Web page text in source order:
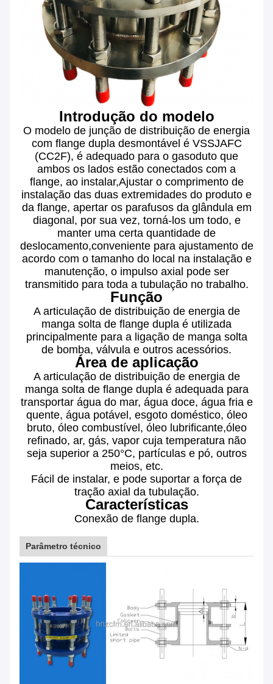
Introdução do modelo
O modelo de junção de distribuição de energia
com flange dupla desmontável é VSSJAFC
(CC2F), é adequado para o gasoduto que
ambos os lados estão conectados com a
flange, ao instalar,Ajustar o comprimento de
instalação das duas extremidades do produto e
da flange, apertar os parafusos da glândula em
diagonal, por sua vez, torná-los um todo, e
manter uma certa quantidade de
deslocamento,conveniente para ajustamento de
acordo com o tamanho do local na instalação e
manutenção, o impulso axial pode ser
transmitido para toda a tubulação no trabalho.
Função
A articulação de distribuição de energia de
manga solta de flange dupla é utilizada
principalmente para a ligação de manga solta
de bomba, válvula e outros acessórios.
Área de aplicação
A articulação de distribuição de energia de
manga solta de flange dupla é adequada para
transportar água do mar, água doce, água fria e
quente, água potável, esgoto doméstico, óleo
bruto, óleo combustível, óleo lubrificante,óleo
refinado, ar, gás, vapor cuja temperatura não
seja superior a 250°C, partículas e pó, outros
meios, etc.
Fácil de instalar, e pode suportar a força de
tração axial da tubulação.
Características
Conexão de flange dupla.
Parâmetro técnico